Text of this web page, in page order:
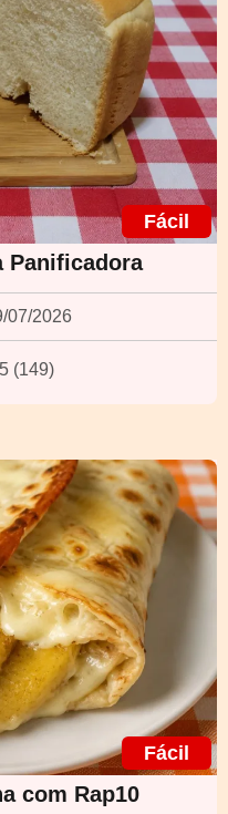
Fácil
Panificadora
07/2026
5 (149)
Fácil
com Rap10